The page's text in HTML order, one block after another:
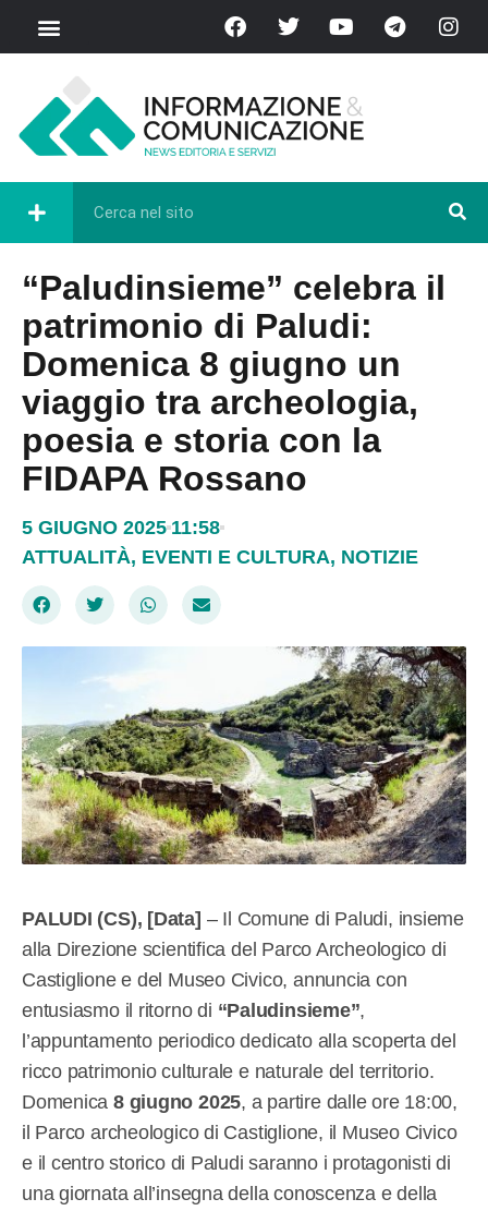
“Paludinsieme” celebra il
patrimonio di Paludi:
Domenica 8 giugno un
viaggio tra archeologia,
poesia e storia con la
FIDAPA Rossano
5 GIUGNO 2025 11:58
ATTUALITÀ, EVENTI E CULTURA, NOTIZIE
PALUDI (CS), [Data] – Il Comune di Paludi, insieme
alla Direzione scientifica del Parco Archeologico di
Castiglione e del Museo Civico, annuncia con
entusiasmo il ritorno di “Paludinsieme”,
l’appuntamento periodico dedicato alla scoperta del
ricco patrimonio culturale e naturale del territorio.
Domenica8 giugno 2025, a partire dalle ore 18:00,
il Parco archeologico di Castiglione, il Museo Civico
e il centro storico di Paludi saranno i protagonisti di
una giornata all’insegna della conoscenza e della